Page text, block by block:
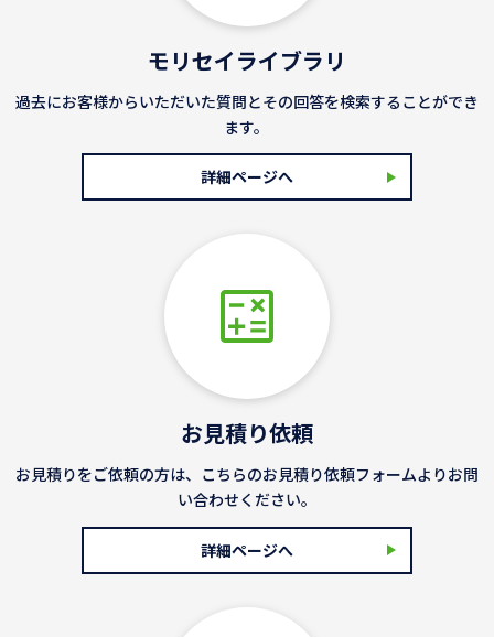
モリセイライブラリ
過去にお客様からいただいた質問とその回答を検索することができ
ます。
詳細ページへ
お見積り依頼
お見積りをご依頼の方は、こちらのお見積り依頼フォームよりお問
い合わせください。
詳細ページへ